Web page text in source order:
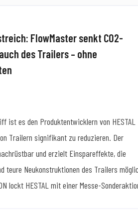
FlowMaster senkt CO2-
des Trailers – ohne
ist es den Produktentwicklern von HESTAL
Trailern signifikant zu reduzieren. Der
und erzielt Einspareffekte, die
teure Neukonstruktionen des Trailers
lockt HESTAL mit einer Messe-